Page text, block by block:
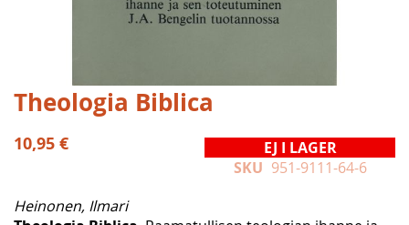
Hoppa
till
början
av
Theologia Biblica
10,95 €
EJ I LAGER
SKU 951-9111-64-6
Heinonen, Ilmari